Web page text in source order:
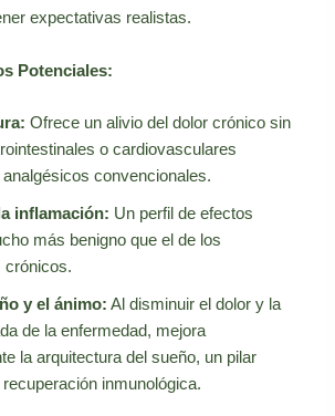
expectativas realistas.
Potenciales:
Ofrece un alivio del dolor crónico sin
o cardiovasculares
convencionales.
inflamación: Un perfil de efectos
más benigno que el de los
crónicos.
y el ánimo: Al disminuir el dolor y la
de la enfermedad, mejora
la arquitectura del sueño, un pilar
inmunológica.